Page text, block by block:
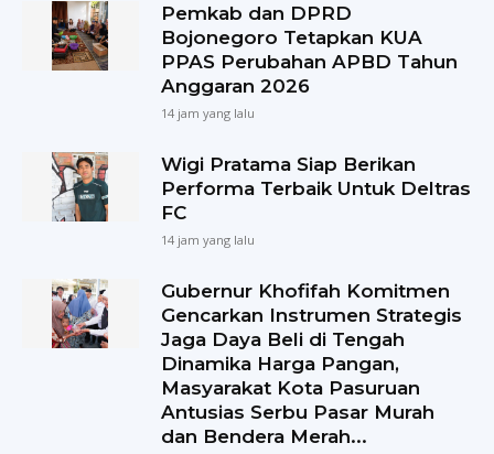
Pemkab dan DPRD
Bojonegoro Tetapkan KUA
PPAS Perubahan APBD Tahun
Anggaran 2026
14 jam yang lalu
Wigi Pratama Siap Berikan
Performa Terbaik Untuk Deltras
FC
14 jam yang lalu
Gubernur Khofifah Komitmen
Gencarkan Instrumen Strategis
Jaga Daya Beli di Tengah
Dinamika Harga Pangan,
Masyarakat Kota Pasuruan
Antusias Serbu Pasar Murah
dan Bendera Merah...